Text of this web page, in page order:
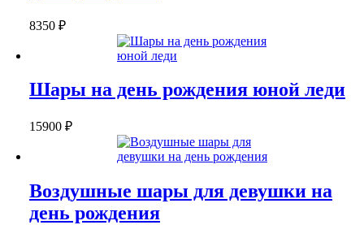
8350 ₽
Шары на день рождения юной леди
15900 ₽
Воздушные шары для девушки на
день рождения